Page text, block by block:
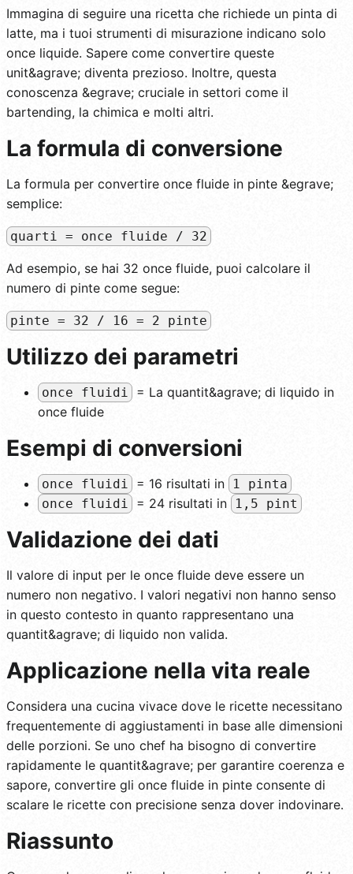
Immagina di seguire una ricetta che richiede un pinta di
latte, ma i tuoi strumenti di misurazione indicano solo
once liquide. Sapere come convertire queste
unit&agrave; diventa prezioso. Inoltre, questa
conoscenza &egrave; cruciale in settori come il
bartending, la chimica e molti altri.
La formula di conversione
La formula per convertire once fluide in pinte &egrave;
semplice:
quarti = once fluide / 32
Ad esempio, se hai 32 once fluide, puoi calcolare il
numero di pinte come segue:
pinte = 32 / 16 = 2 pinte
Utilizzo dei parametri
once fluidi
= La quantit&agrave; di liquido in
once fluide
Esempi di conversioni
once fluidi = 16 risultati in
1 pinta
once fluidi
= 24 risultati in 1,5 pint
Validazione dei dati
Il valore di input per le once fluide deve essere un
numero non negativo. I valori negativi non hanno senso
in questo contesto in quanto rappresentano una
quantit&agrave; di liquido non valida.
Applicazione nella vita reale
Considera una cucina vivace dove le ricette necessitano
frequentemente di aggiustamenti in base alle dimensioni
delle porzioni. Se uno chef ha bisogno di convertire
rapidamente le quantit&agrave; per garantire coerenza e
sapore, convertire gli once fluide in pinte consente di
scalare le ricette con precisione senza dover indovinare.
Riassunto